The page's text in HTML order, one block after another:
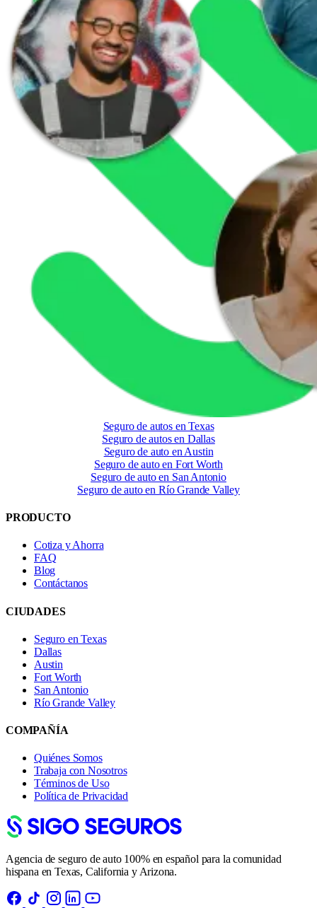
Seguro de autos en Texas
Seguro de autos en Dallas
Seguro de auto en Austin
Seguro de auto en Fort Worth
Seguro de auto en San Antonio
Seguro de auto en Río Grande Valley
PRODUCTO
Cotiza y Ahorra
FAQ
Blog
Contáctanos
CIUDADES
Seguro en Texas
Dallas
Austin
Fort Worth
San Antonio
Río Grande Valley
COMPAÑÍA
Quiénes Somos
Trabaja con Nosotros
Términos de Uso
Política de Privacidad
Agencia de seguro de auto 100% en español para la comunidad
hispana en Texas, California y Arizona.